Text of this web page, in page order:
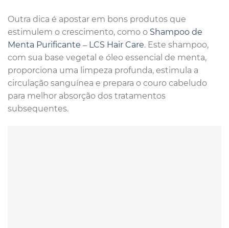
Outra dica é apostar em bons produtos que
estimulem o crescimento, como o Shampoo de
Menta Purificante – LCS Hair Care. Este shampoo,
com sua base vegetal e óleo essencial de menta,
proporciona uma limpeza profunda, estimula a
circulação sanguínea e prepara o couro cabeludo
para melhor absorção dos tratamentos
subsequentes.